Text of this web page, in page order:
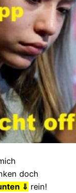
doch
⇓ rein!